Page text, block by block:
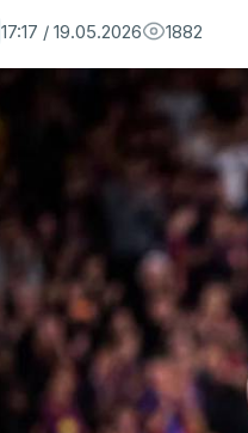
17:17 / 19.05.2026 1882